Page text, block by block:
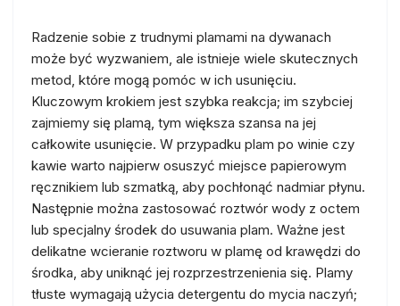
Radzenie sobie z trudnymi plamami na dywanach
może być wyzwaniem, ale istnieje wiele skutecznych
metod, które mogą pomóc w ich usunięciu.
Kluczowym krokiem jest szybka reakcja; im szybciej
zajmiemy się plamą, tym większa szansa na jej
całkowite usunięcie. W przypadku plam po winie czy
kawie warto najpierw osuszyć miejsce papierowym
ręcznikiem lub szmatką, aby pochłonąć nadmiar płynu.
Następnie można zastosować roztwór wody z octem
lub specjalny środek do usuwania plam. Ważne jest
delikatne wcieranie roztworu w plamę od krawędzi do
środka, aby uniknąć jej rozprzestrzenienia się. Plamy
tłuste wymagają użycia detergentu do mycia naczyń;